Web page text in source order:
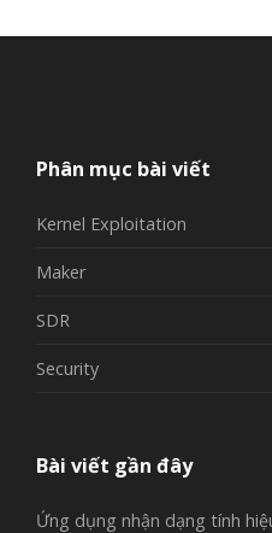
Phân mục bài viết
Kernel Exploitation
Maker
SDR
Security
Bài viết gần đây
Ứng dụng nhận dạng tính